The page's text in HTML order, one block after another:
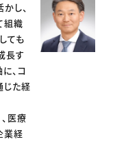
し、
組織
ても
長す
、コ
じた経
医療
業経